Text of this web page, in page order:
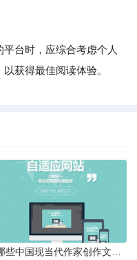
台时，应综合考虑个人
获得最佳阅读体验。